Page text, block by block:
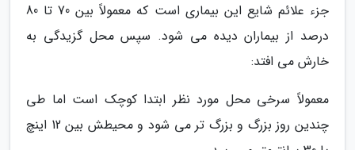
جزء علائم شایع این بیماری است که معمولاً بین 70 تا 80
درصد از بیماران دیده می شود. سپس محل گزیدگی به
خارش می افتد:
معمولاً سرخی محل مورد نظر ابتدا کوچک است اما طی
چندین روز بزرگ و بزرگ تر می شود و محیطش بین 12 اینچ